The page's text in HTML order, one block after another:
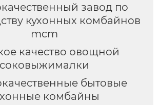
завод по
кухонных комбайнов
mcm
качество овощной
соковыжималки
бытовые
комбайны